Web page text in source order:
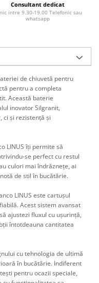
Consultant dedicat
intre 9.30-19.00 Telefonic sau
whatsapp
de chiuvetă pentru
pentru a completa
Această baterie
inovator Silgranit,
ci și rezistență și
LINUS îți permite să
se perfect cu restul
culori mai îndrăznețe, ai
de stil în bucătărie.
LINUS este cartușul
Acest sistem avansat
ajustezi fluxul cu ușurință,
întotdeauna cantitatea
cu tehnologia de ultimă
în bucătărie. Indiferent
pentru ocazii speciale,